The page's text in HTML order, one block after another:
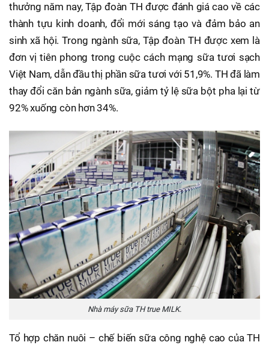
thưởng năm nay, Tập đoàn TH được đánh giá cao về các
thành tựu kinh doanh, đổi mới sáng tạo và đảm bảo an
sinh xã hội. Trong ngành sữa, Tập đoàn TH được xem là
đơn vị tiên phong trong cuộc cách mạng sữa tươi sạch
Việt Nam, dẫn đầu thị phần sữa tươi với 51,9%. TH đã làm
thay đổi căn bản ngành sữa, giảm tỷ lệ sữa bột pha lại từ
92% xuống còn hơn 34%.
Nhà máy sữa TH true MILK.
Tổ hợp chăn nuôi – chế biến sữa công nghệ cao của TH